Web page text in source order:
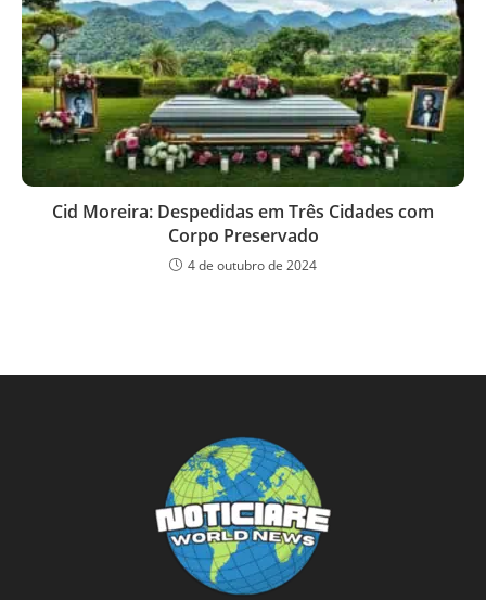
Cid Moreira: Despedidas em Três Cidades com
Corpo Preservado
4 de outubro de 2024